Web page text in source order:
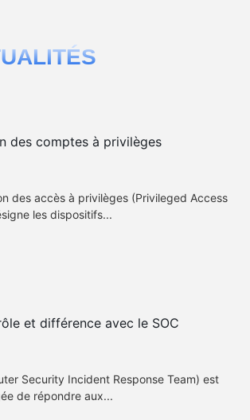
des comptes à privilèges
des accès à privilèges (Privileged Access
les dispositifs...
et différence avec le SOC
Security Incident Response Team) est
de répondre aux...